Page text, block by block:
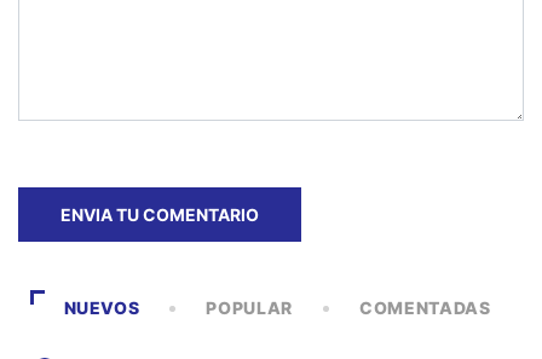
NUEVOS POPULAR COMENTADAS